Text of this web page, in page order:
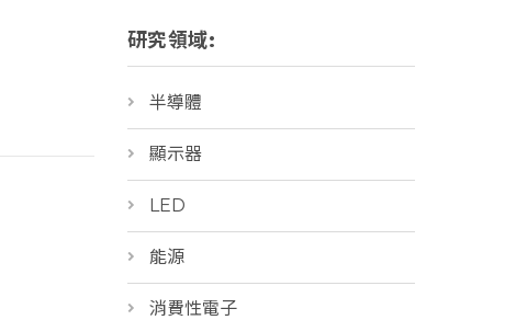
研究領域:
半導體
顯示器
LED
能源
消費性電子